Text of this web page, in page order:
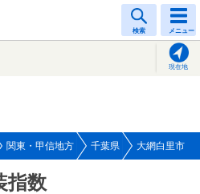
検索 メニュー
現在地
関東・甲信地方 千葉県 大網白里市
指数